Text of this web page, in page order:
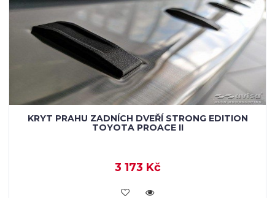
KRYT PRAHU ZADNÍCH DVEŘÍ STRONG EDITION
TOYOTA PROACE II
3 173 Kč
KOUPIT